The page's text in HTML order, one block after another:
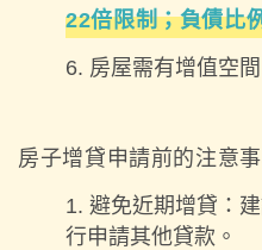
22倍限制；負債比
房屋需有增值空間
房子增貸申請前的注意事
避免近期增貸：
行申請其他貸款。